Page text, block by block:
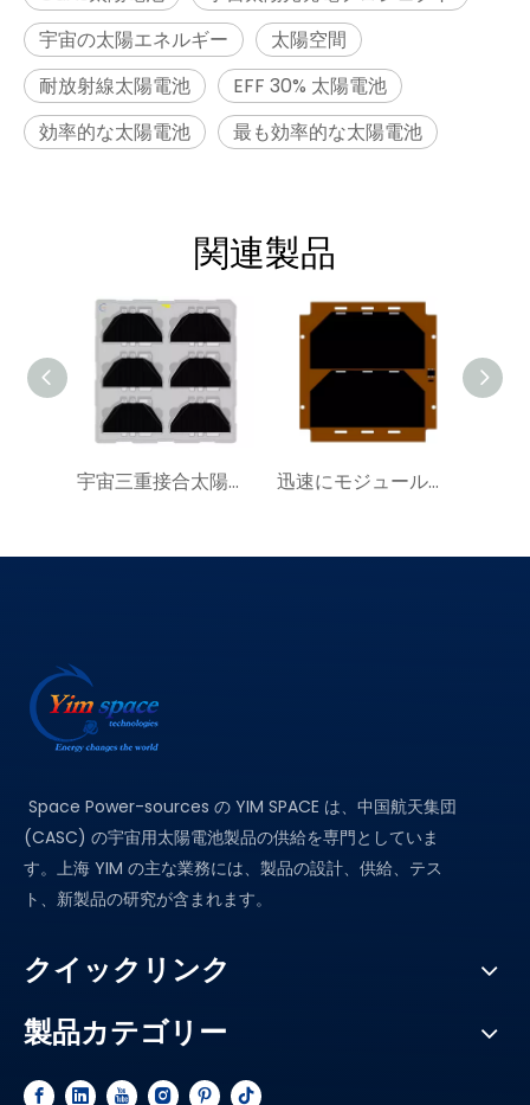
宇宙の太陽エネルギー
太陽空間
耐放射線太陽電池
EFF 30% 太陽電池
効率的な太陽電池
最も効率的な太陽電池
関連製品
宇宙三重接合太陽電池アセンブリ 30%TJ80SCA 衛星電源システム サプライヤー 迅速にモジュール化されたソーラーパネル | YIM SAP100a|宇宙用太陽電池を購入する
Space Power-sources の YIM SPACE は、中国航天集団
(CASC) の宇宙用太陽電池製品の供給を専門としていま
す。上海 YIM の主な業務には、製品の設計、供給、テス
ト、新製品の研究が含まれます。
クイックリンク
製品カテゴリー